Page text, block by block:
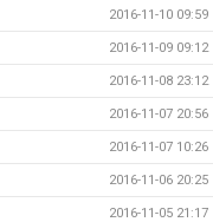
2016-11-10 09:59
2016-11-09 09:12
2016-11-08 23:12
2016-11-07 20:56
2016-11-07 10:26
2016-11-06 20:25
2016-11-05 21:17